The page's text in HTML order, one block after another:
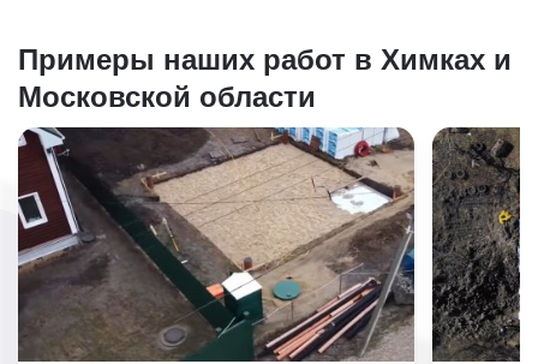
Примеры наших работ в Химках и
Московской области